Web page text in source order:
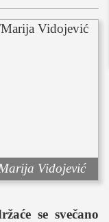
Vidojević
se svečano